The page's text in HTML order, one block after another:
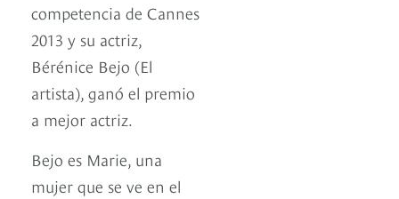
competencia de Cannes
2013 y su actriz,
Bérénice Bejo (El
artista), ganó el premio
a mejor actriz.
Bejo es Marie, una
mujer que se ve en el